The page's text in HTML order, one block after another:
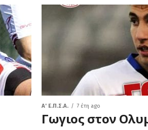
A' Ε.Π.Σ.Α. 7 έτη ago
Γωγιος στον